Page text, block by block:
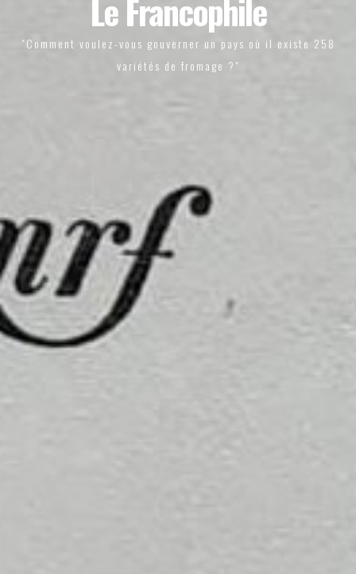
Le Francophile
"Comment voulez-vous gouverner un pays où il existe 258
variétés de fromage ?"